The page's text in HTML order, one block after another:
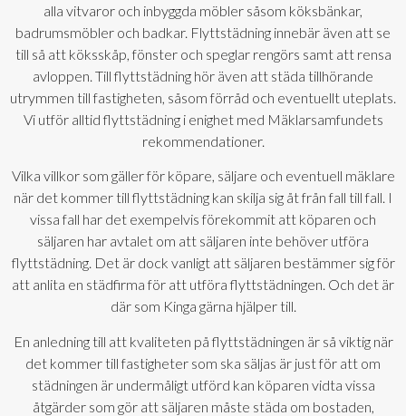
alla vitvaror och inbyggda möbler såsom köksbänkar,
badrumsmöbler och badkar. Flyttstädning innebär även att se
till så att köksskåp, fönster och speglar rengörs samt att rensa
avloppen. Till flyttstädning hör även att städa tillhörande
utrymmen till fastigheten, såsom förråd och eventuellt uteplats.
Vi utför alltid flyttstädning i enighet med Mäklarsamfundets
rekommendationer.
Vilka villkor som gäller för köpare, säljare och eventuell mäklare
när det kommer till flyttstädning kan skilja sig åt från fall till fall. I
vissa fall har det exempelvis förekommit att köparen och
säljaren har avtalet om att säljaren inte behöver utföra
flyttstädning. Det är dock vanligt att säljaren bestämmer sig för
att anlita en städfirma för att utföra flyttstädningen. Och det är
där som Kinga gärna hjälper till.
En anledning till att kvaliteten på flyttstädningen är så viktig när
det kommer till fastigheter som ska säljas är just för att om
städningen är undermåligt utförd kan köparen vidta vissa
åtgärder som gör att säljaren måste städa om bostaden,